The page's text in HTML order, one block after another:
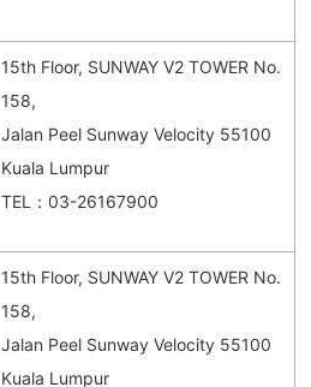
15th Floor, SUNWAY V2 TOWER No.
158,
Jalan Peel Sunway Velocity 55100
Kuala Lumpur
TEL：03-26167900
15th Floor, SUNWAY V2 TOWER No.
158,
Jalan Peel Sunway Velocity 55100
Kuala Lumpur